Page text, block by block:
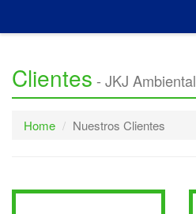
Clientes - JKJ Ambiental
Home Nuestros Clientes